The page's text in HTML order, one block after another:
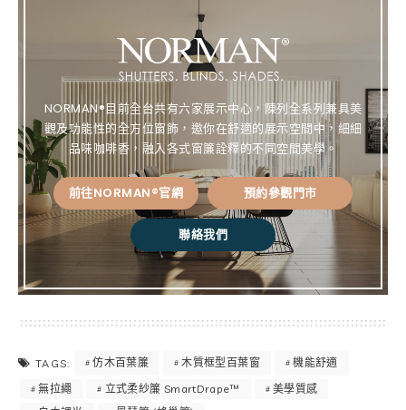
ok st k
NORMAN®目前全台共有六家展示中心，陳列全系列兼具美
觀及功能性的全方位窗飾，邀你在舒適的展示空間中，細細
品味咖啡香，融入各式窗簾詮釋的不同空間美學。
前往NORMAN®官網 預約參觀門市
聯絡我們
TAGS: 仿木百葉簾 木質框型百葉窗
機能舒適
無拉繩
立式柔紗簾 SmartDrape™
美學質感